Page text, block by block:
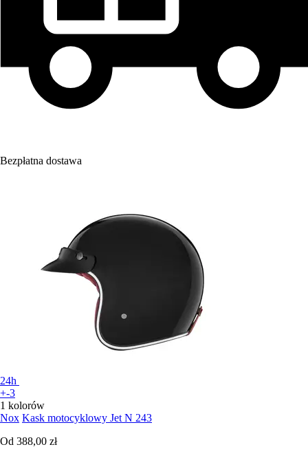
Bezpłatna dostawa
24h
+-3
1 kolorów
Nox Kask motocyklowy Jet N 243
Od 388,00 zł